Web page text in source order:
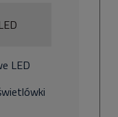
LED